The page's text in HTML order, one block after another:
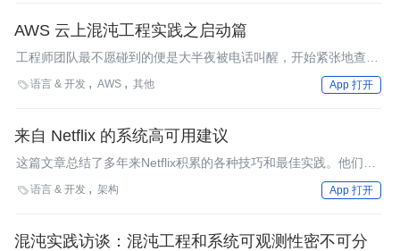
冤家们——现在终于彻底起义了，服务器资源在几分钟之内就被其
启与回滚之外无法可想——而最新的一份正常副本已经是几个月之
前的版本。没人知道这段时间里系统经历了哪些变更，只有我们自
AWS 云上混沌工程实践之启动篇
工程师团队最不愿碰到的便是大半夜被电话叫醒，开始紧张地查验
问题，处理故障以及恢复服务。
语言 & 开发 AWS 其他 App 打开
来自 Netflix 的系统高可用建议
这篇文章总结了多年来Netflix积累的各种技巧和最佳实践。他们的
方法是尽可能围绕这些最佳实践构建工具。他们始终把提高服务可
用性作为目标。在真正需要人工干预时，他们才会介入，否则就不
需要他们参与的情况下，他们可以专注其他事情。
语言 & 开发 架构 App 打开
混沌实践访谈：混沌工程和系统可观测性密不可分